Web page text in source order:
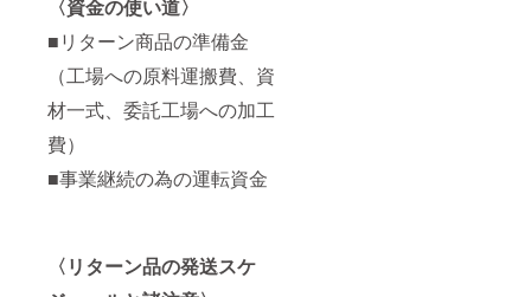
〈資金の使い道〉
■リターン商品の準備金
（工場への原料運搬費、資
材一式、委託工場への加工
費）
■事業継続の為の運転資金
〈リターン品の発送スケ